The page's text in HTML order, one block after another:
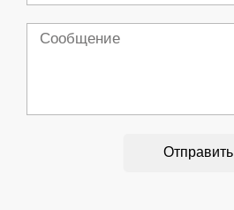
Сообщение
Отправить